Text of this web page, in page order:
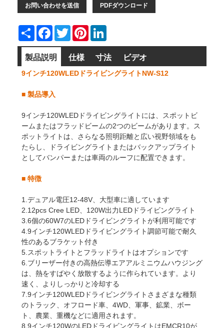
お問い合わせを送信 PDFダウンロード
Share Facebook
TwitterPinterest
製品説明 仕様 寸法 ビデオ
9インチ120WLEDドライビングライトNW-S12
■ 製品導入
9インチ120WLEDドライビングライトには、スポットビ
ームまたはフラッドビームの2つのビームがあります。ス
ポットライトは、さらなる照明距離と広い視野領域をも
たらし、ドライビングライトまたはバックアップライト
としてバンパーまたは車両のルーフに配置できます。
■ 特徴
1.デュアル電圧12-48V、大型車に適しています
2.12pcs Cree LED、120W出力LEDドライビングライト
3.6個の60W7のLEDドライビングライトが利用可能です
4. 9インチ120WLEDドライビングライト調節可能で耐久
性のあるブラケット付き
5.スポットライトとフラッドライトはオプションです
6.ブリーザー付きの高熱伝導エアアルミニウムハウジング
は、熱をすばやく放散するように作られています。より
速く、よりしっかりと冷却する
7. 9インチ120WLEDドライビングライト さまざまな種類
のトラック、オフロード車、4WD、軍事、鉱業、ボー
ト、農業、重機などに適用されます。
8. 9インチ120WのLEDドライビングライトはEMCR10が